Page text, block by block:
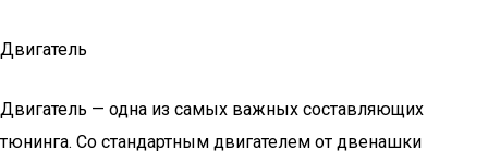
Двигатель
Двигатель — одна из самых важных составляющих
тюнинга. Со стандартным двигателем от двенашки